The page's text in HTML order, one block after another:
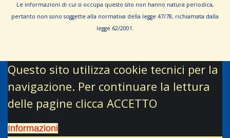
Le informa­zioni di cui si occupa questo sito non hanno na­tura periodica,
pertanto non sono sog­gette alla normativa della legge 47/78, richiamata dalla
leg­ge 62/­2001.
Questo sito utilizza cookie tecnici per la
navigazione. Per continuare la lettura
delle pagine clicca ACCETTO
Informazioni